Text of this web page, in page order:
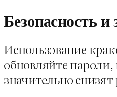
Безопасность
Использование
обновляйте
значительно